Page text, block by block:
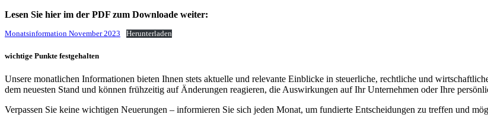
Lesen Sie hier im der PDF zum Downloade weiter:
Monatsinformation November 2023 Herunterladen
wichtige Punkte festgehalten
Unsere monatlichen Informationen bieten Ihnen stets aktuelle und relevante Einblicke in steuerliche, rechtliche und
dem neuesten Stand und können frühzeitig auf Änderungen reagieren, die Auswirkungen auf Ihr Unternehmen oder Ihre
Verpassen Sie keine wichtigen Neuerungen – informieren Sie sich jeden Monat, um fundierte Entscheidungen zu treffen und